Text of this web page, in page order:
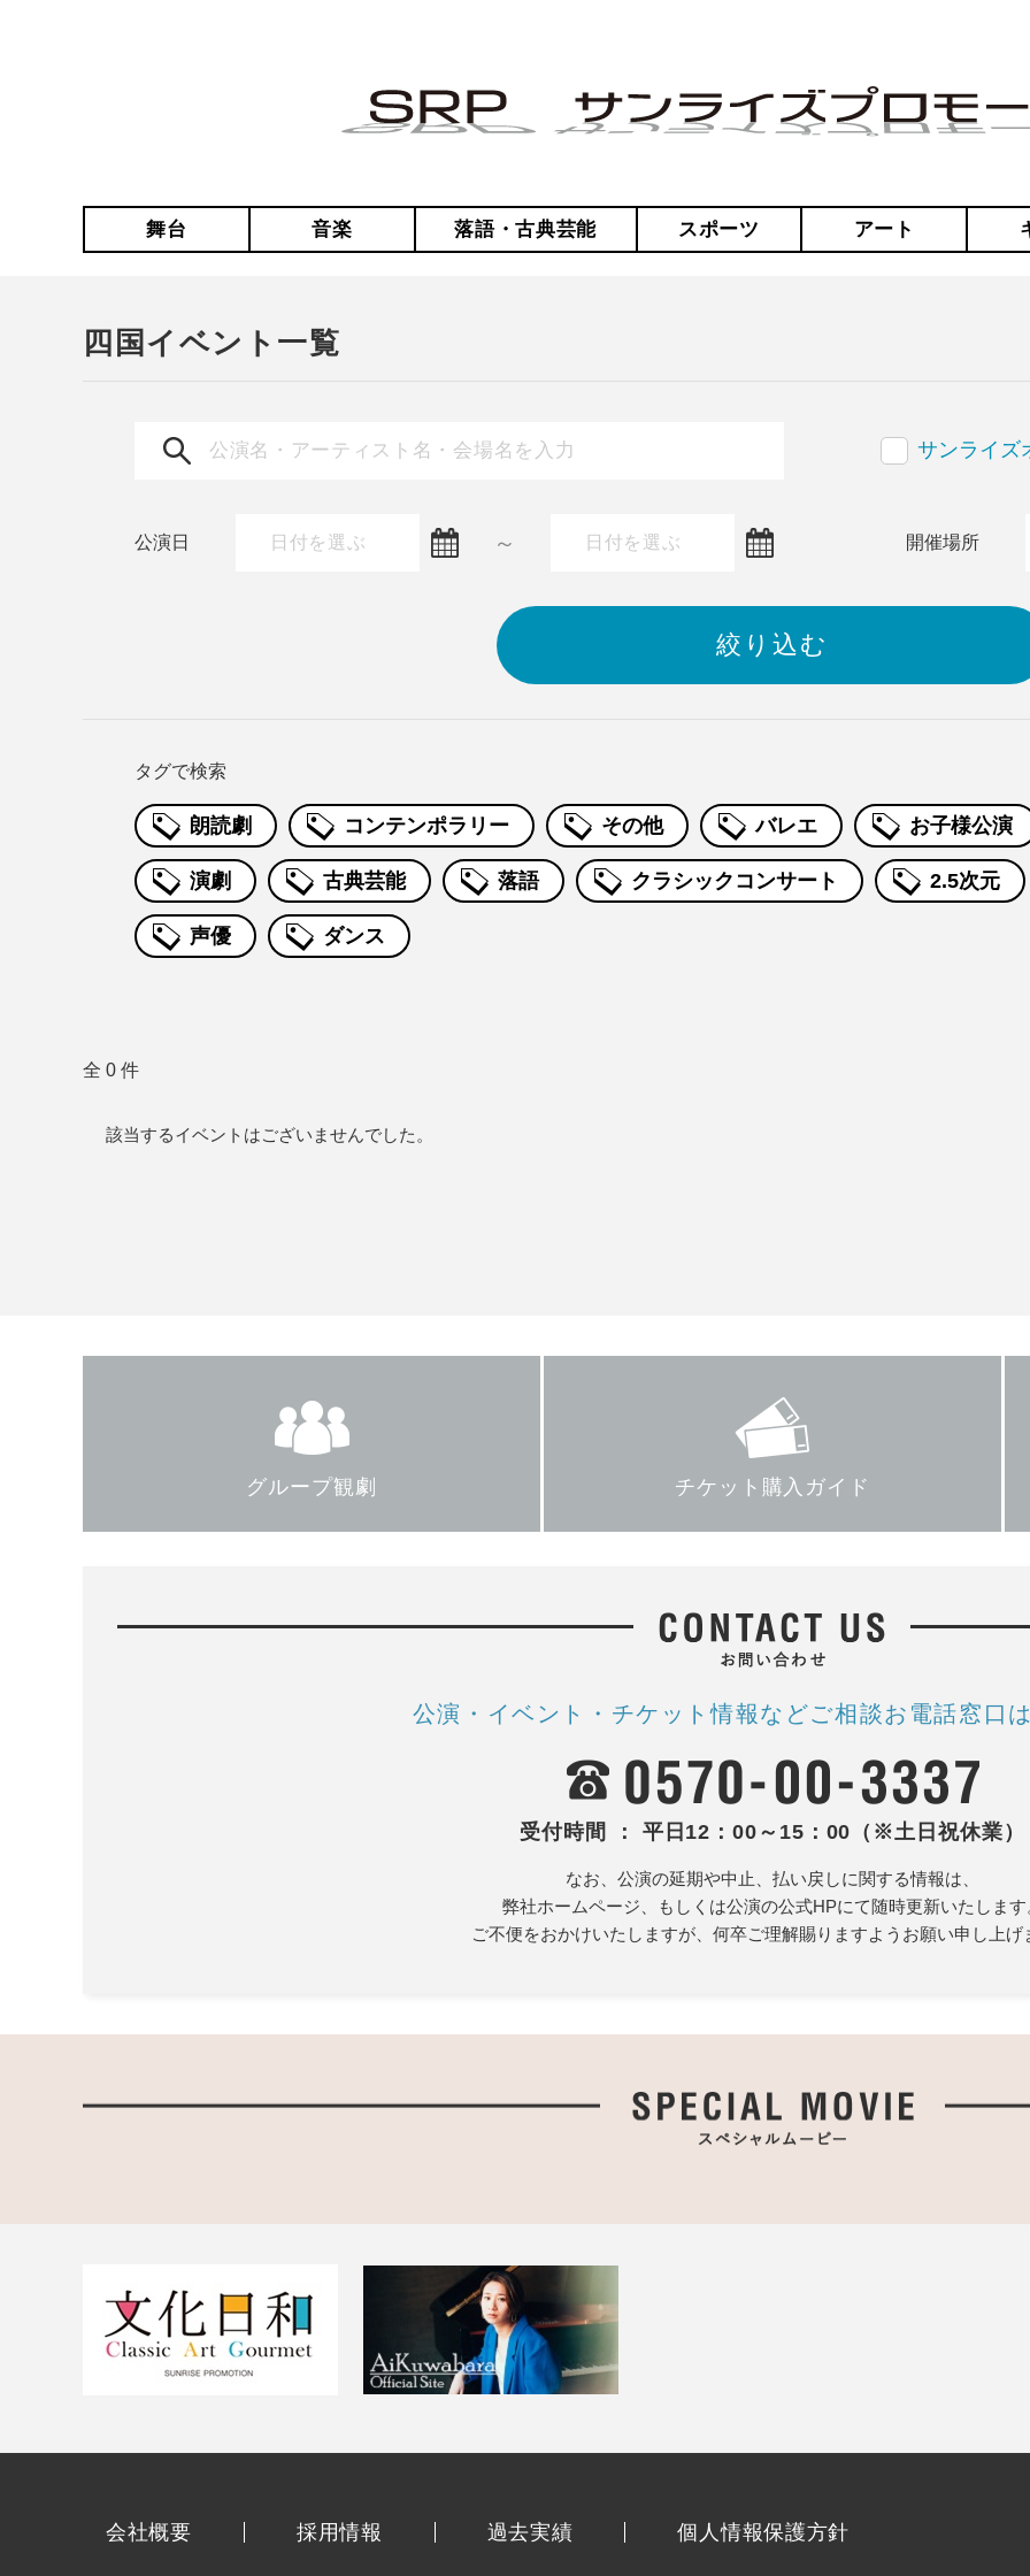
舞台 音楽 落語・古典芸能 スポーツ アート
四国イベント一覧
サンライズ
公演日 ～ 開催場所
タグで検索
朗読劇 コンテンポラリー その他 バレエ お子様公演
演劇 古典芸能 落語 クラシックコンサート 2.5次元
声優 ダンス
全 0 件
該当するイベントはございませんでした。
グループ観劇 チケット購入ガイド
公演・イベント・チケット情報などご相談お電話窓口
受付時間 ： 平日12：00～15：00（※土日祝休業）
なお、公演の延期や中止、払い戻しに関する情報は、
弊社ホームページ、もしくは公演の公式HPにて随時更新いたします
ご不便をおかけいたしますが、何卒ご理解賜りますようお願い申し上げ
会社概要 採用情報 過去実績 個人情報保護方針